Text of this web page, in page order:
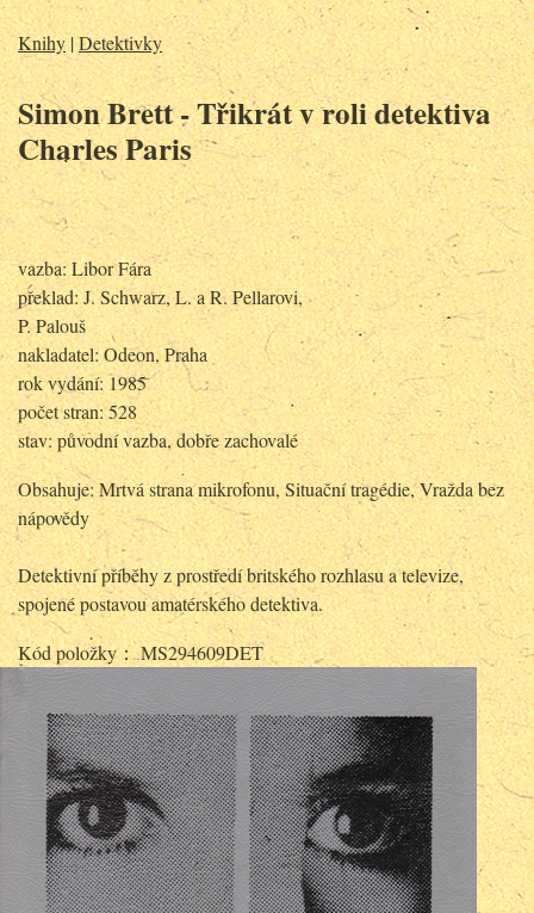
Knihy|Detektivky
Simon Brett - Třikrát v roli detektiva
Charles Paris
vazba: Libor Fára
překlad: J. Schwarz, L. a R. Pellarovi,
P. Palouš
nakladatel: Odeon, Praha
rok vydání: 1985
počet stran: 528
stav: původní vazba, dobře zachovalé
Obsahuje: Mrtvá strana mikrofonu, Situační tragédie, Vražda bez
nápovědy
Detektivní příběhy z prostředí britského rozhlasu a televize,
spojené postavou amatérského detektiva.
Kód položky： MS294609DET